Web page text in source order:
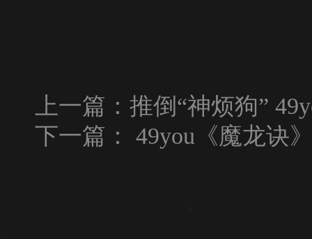
上一篇： 推倒“神烦狗”
下一篇：
49you《魔龙诀